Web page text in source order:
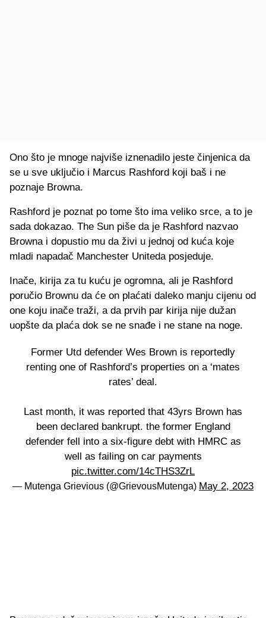
Ono što je mnoge najviše iznenadilo jeste činjenica da
se u sve uključio i Marcus Rashford koji baš i ne
poznaje Browna.
Rashford je poznat po tome što ima veliko srce, a to je
sada dokazao. The Sun piše da je Rashford nazvao
Browna i dopustio mu da živi u jednoj od kuća koje
mladi napadač Manchester Uniteda posjeduje.
Inače, kirija za tu kuću je ogromna, ali je Rashford
poručio Brownu da će on plaćati daleko manju cijenu od
one koju inače traži, a da prvih par kirija nije dužan
uopšte da plaća dok se ne snađe i ne stane na noge.
Former Utd defender Wes Brown is reportedly
renting one of Rashford’s properties on a ‘mates
rates’ deal.
Last month, it was reported that 43yrs Brown has
been declared bankrupt. the former England
defender fell into a six-figure debt with HMRC as
well as failing on car payments
pic.twitter.com/14cTHS3ZrL
— Mutenga Grievious (@GrievousMutenga) May 2, 2023